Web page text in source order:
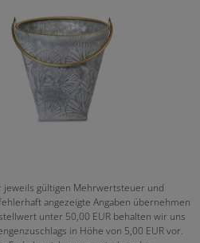
jeweils gültigen Mehrwertsteuer und
angezeigte Angaben übernehmen
unter 50,00 EUR behalten wir uns
in Höhe von 5,00 EUR vor.